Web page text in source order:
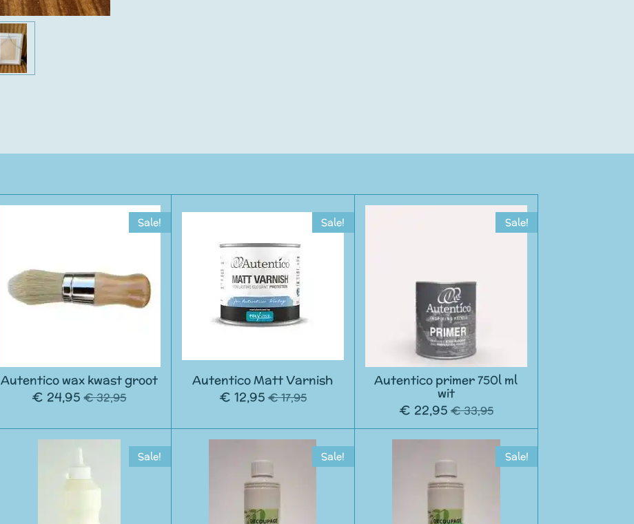
Sale!
Autentico wax kwast groot
€ 24,95 € 32,95
Sale!
Autentico Matt Varnish
€ 12,95 € 17,95
Sale!
Autentico primer 750l ml
wit
€ 22,95 € 33,95
Sale! Sale! Sale!